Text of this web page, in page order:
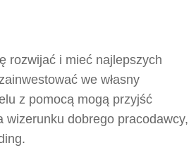
rozwijać i mieć najlepszych
we własny
z pomocą mogą przyjść
wizerunku dobrego pracodawcy,